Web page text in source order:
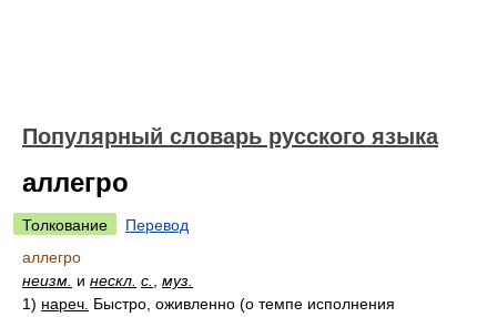
Популярный словарь русского языка
аллегро
Толкование
Перевод
аллегро
неизм. и нескл. с.
муз.
1) нареч. Быстро, оживленно (о темпе исполнения